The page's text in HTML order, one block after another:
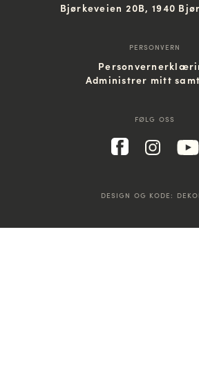
Bjørkeveien 20B, 1940
PERSONVERN
Administrer mitt
FØLG OSS
DESIGN OG KODE: